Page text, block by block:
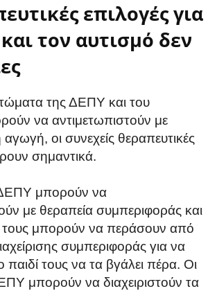
επιλογές για
τον αυτισμό δεν
της ΔΕΠΥ και του
να αντιμετωπιστούν με
οι συνεχείς θεραπευτικές
σημαντικά.
ΔΕΠΥ μπορούν να
με θεραπεία συμπεριφοράς και
τους μπορούν να περάσουν από
συμπεριφοράς για να
τους να τα βγάλει πέρα. Οι
μπορούν να διαχειριστούν τα